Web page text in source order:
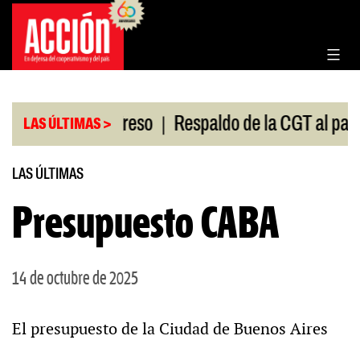
Saltar
contenido
LAS ÚLTIMAS >
en el Congreso | Respaldo de la CGT al paro
LAS ÚLTIMAS
Presupuesto CABA
14 de octubre de 2025
El presupuesto de la Ciudad de Buenos Aires